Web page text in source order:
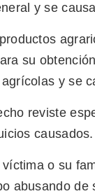
y se
su
y se
reviste
causados.
o su
abusando